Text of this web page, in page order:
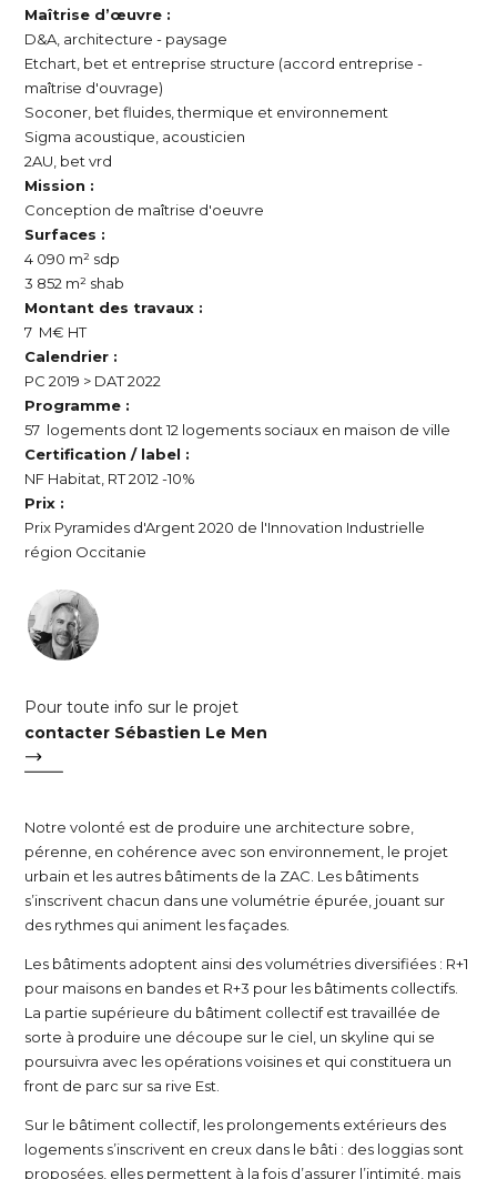
Maîtrise d’œuvre :
D&A, architecture - paysage
Etchart, bet et entreprise structure (accord entreprise -
maîtrise d'ouvrage)
Soconer, bet fluides, thermique et environnement
Sigma acoustique, acousticien
2AU, bet vrd
Mission :
Conception de maîtrise d'oeuvre
Surfaces :
4 090 m² sdp
3 852 m² shab
Montant des travaux :
7 M€ HT
Calendrier :
PC 2019 > DAT 2022
Programme :
57 logements dont 12 logements sociaux en maison de ville
Certification / label :
NF Habitat, RT 2012 -10%
Prix :
Prix Pyramides d'Argent 2020 de l'Innovation Industrielle
région Occitanie
Pour toute info sur le projet
contacter Sébastien Le Men
Notre volonté est de produire une architecture sobre,
pérenne, en cohérence avec son environnement, le projet
urbain et les autres bâtiments de la ZAC. Les bâtiments
s’inscrivent chacun dans une volumétrie épurée, jouant sur
des rythmes qui animent les façades.
Les bâtiments adoptent ainsi des volumétries diversifiées : R+1
pour maisons en bandes et R+3 pour les bâtiments collectifs.
La partie supérieure du bâtiment collectif est travaillée de
sorte à produire une découpe sur le ciel, un skyline qui se
poursuivra avec les opérations voisines et qui constituera un
front de parc sur sa rive Est.
Sur le bâtiment collectif, les prolongements extérieurs des
logements s’inscrivent en creux dans le bâti : des loggias sont
proposées, elles permettent à la fois d’assurer l’intimité, mais